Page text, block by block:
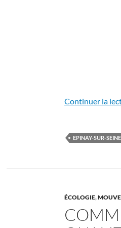
Continuer la
EPINAY-SUR-SEINE
ÉCOLOGIE,